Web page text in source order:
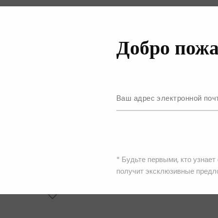
Добро
* Будьте первыми, кто
получит эксклюзивные
75,440.00₴